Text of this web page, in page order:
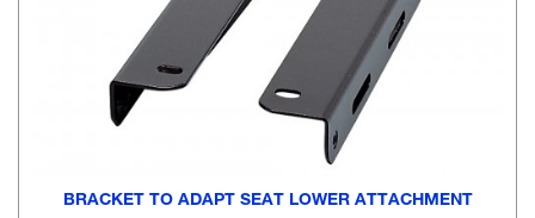
BRACKET TO ADAPT SEAT LOWER ATTACHMENT